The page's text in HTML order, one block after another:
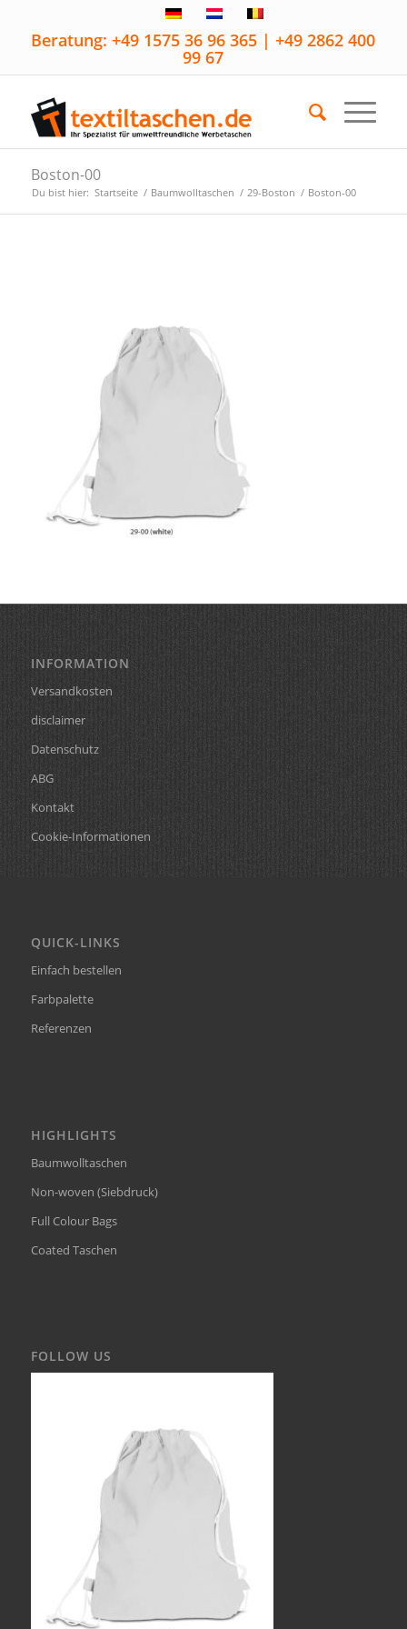
Beratung: +49 1575 36 96 365 | +49 2862 400
99 67
Boston-00
Du bist hier: Startseite / Baumwolltaschen / 29-Boston / Boston-00
INFORMATION
Versandkosten
disclaimer
Datenschutz
ABG
Kontakt
Cookie-Informationen
QUICK-LINKS
Einfach bestellen
Farbpalette
Referenzen
HIGHLIGHTS
Baumwolltaschen
Non-woven (Siebdruck)
Full Colour Bags
Coated Taschen
FOLLOW US